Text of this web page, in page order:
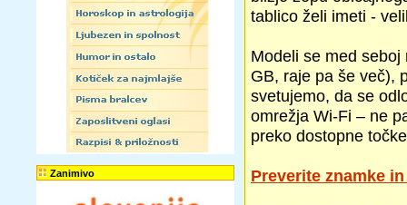
Zanimivo
tablico želi imeti -
Modeli se med
GB, raje pa še več),
svetujemo, da se
omrežja Wi-Fi – ne
preko dostopne
Preverite znamke